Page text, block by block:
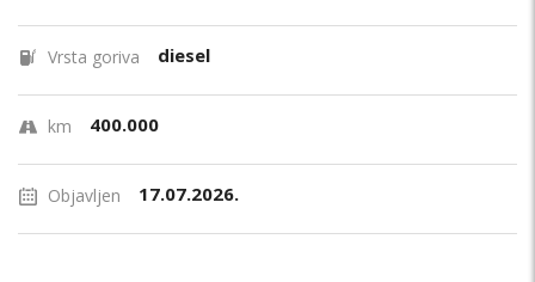
Vrsta goriva diesel
km 400.000
Objavljen 17.07.2026.